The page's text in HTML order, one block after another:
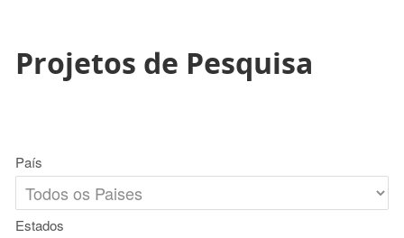
Projetos de Pesquisa
País
Estados